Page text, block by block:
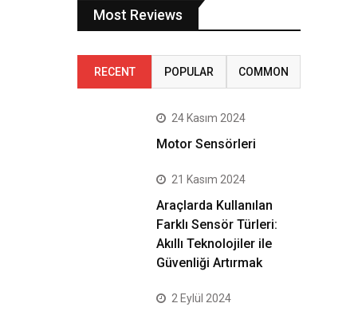
Most Reviews
RECENT POPULAR COMMON
24 Kasım 2024
Motor Sensörleri
21 Kasım 2024
Araçlarda Kullanılan
Farklı Sensör Türleri:
Akıllı Teknolojiler ile
Güvenliği Artırmak
2 Eylül 2024